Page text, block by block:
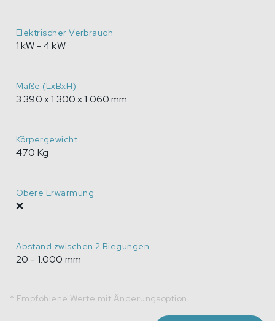
Elektrischer Verbrauch
1 kW - 4 kW
Maße (LxBxH)
3.390 x 1.300 x 1.060 mm
Körpergewicht
470 Kg
Obere Erwärmung
❌
Abstand zwischen 2 Biegungen
20 - 1.000 mm
* Empfohlene Werte mit Änderungsoption